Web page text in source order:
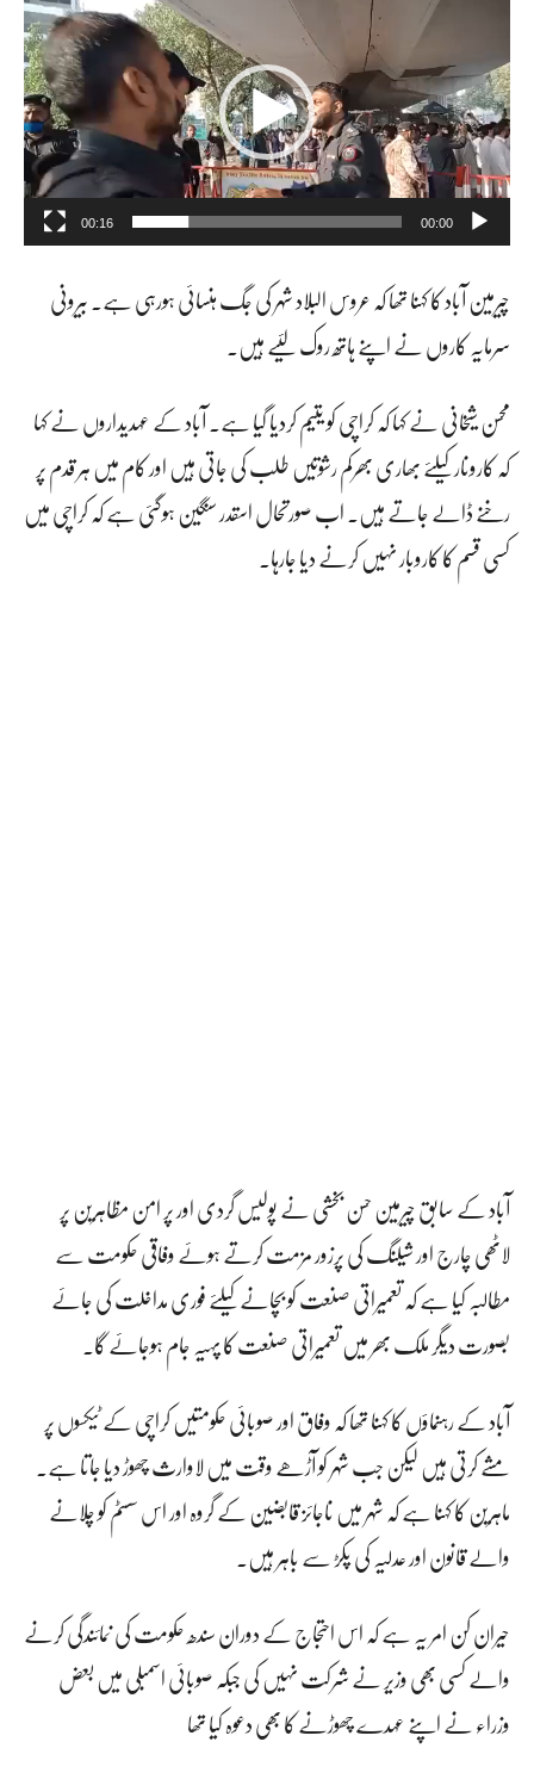
ڈ
ی
و
ی
ئ
ر
00:00
00:16
چیرمین آباد کا کہنا تھا کہ عروس البلاد شہر کی جگ ہنسائی ہورہی ہے۔ بیرونی
سرمایہ کاروں نے اپنے ہاتھ روک لئیے ہیں۔
محسن شیخانی نے کہا کہ کراچی کو یتیم کردیا گیا ہے۔ آباد کے عہدیداروں نے کہا
کہ کاروںار کیلئے بھاری بھرکم رشوتیں طلب کی جاتی ہیں اور کام میں ہر قدم پر
رخنے ڈالے جاتے ہیں۔ اب صورتحال اسقدر سنگین ہوگئی ہے کہ کراچی میں
کسی قسم کا کاروبار نہیں کرنے دیا جارہا۔
آباد کے سابق چیرمین حسن بخشی نے پولیس گردی اور پر امن مظاہرین پر
لاٹھی چارج اور شیلنگ کی پرزور مزمت کرتے ہوئے وفاقی حکومت سے
مطالبہ کیا ہے کہ تعمیراتی صنعت کو بچانے کیلئے فوری مداخلت کی جائے
بصورت دیگر ملک بھر میں تعمیراتی صنعت کا پہیہ جام ہوجائے گا۔
آباد کے رہنماؤں کا کہنا تھا کہ وفاق اور صوبائی حکومتیں کراچی کے ٹیکسوں پر
مشے کرتی ہیں لیکن جب شہر کو آڑھے وقت میں لاوارث چھوڑ دیا جاتا ہے۔
ماہرین کا کہنا ہے کہ شہر میں ناجائز قابضین کے گروہ اور اس سسٹم کو چلانے
والے قانون اور عدلیہ کی پکڑ سے باہر ہیں۔
حیران کن امر یہ ہے کہ اس احتجاج کے دوران سندھ حکومت کی نمائندگی کرنے
والے کسی بھی وزیر نے شرکت نہیں کی جبکہ صوبائی اسمبلی میں بعض
وزراء نے اپنے عہدے چھوڑنے کا بھی دعوہ کیا تھا